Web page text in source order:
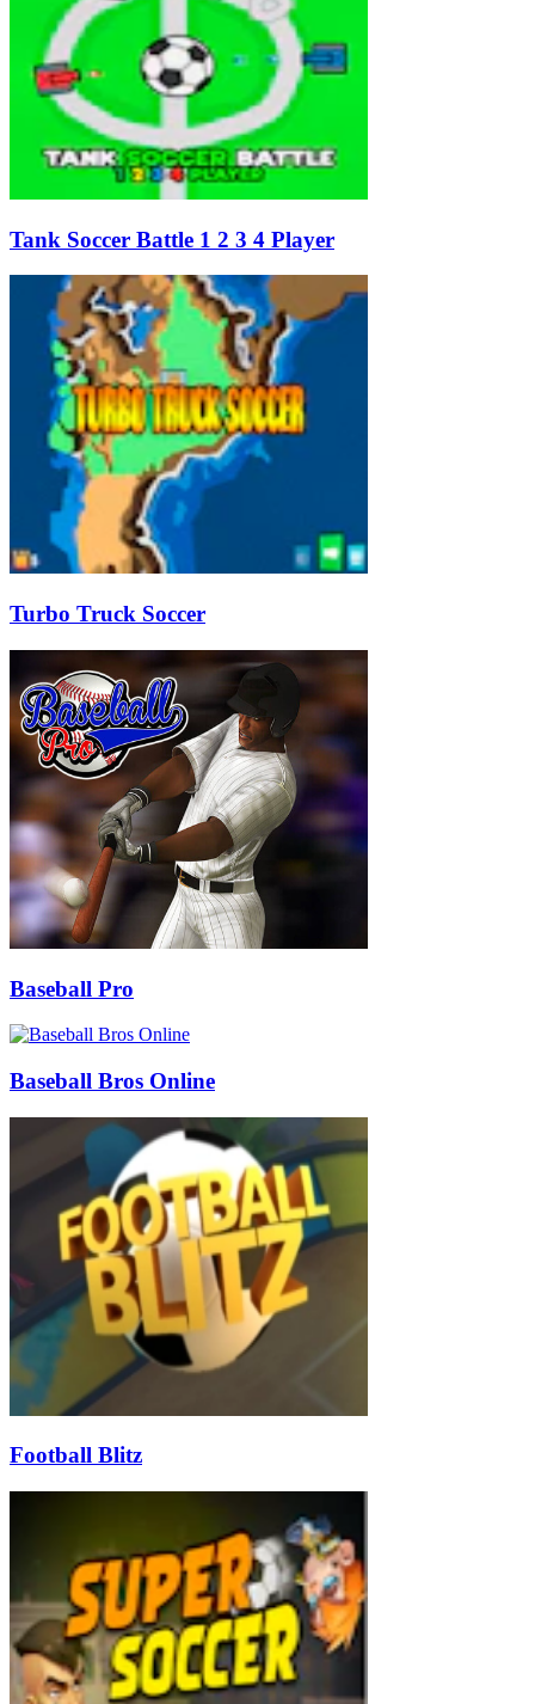
Tank Soccer Battle 1 2 3 4 Player
Turbo Truck Soccer
Baseball Pro
Baseball Bros Online
Football Blitz